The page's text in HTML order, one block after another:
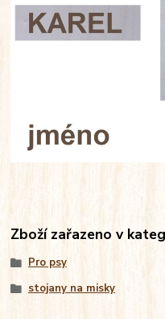
Zboží zařazeno v
Pro psy
stojany na misky